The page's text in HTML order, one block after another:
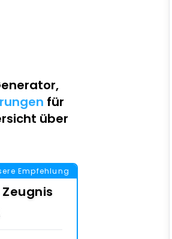
,
für
über
Empfehlung